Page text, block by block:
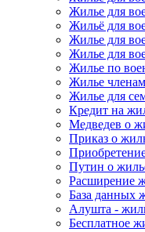
Жилье для
Жильё для
Жилье для
Жилье для
Жилье по
Жилье
Жилье для
Кредит на
Медведев о
Приказ о
Путин о
Расширение
База данных
Алушта -
Бесплатное